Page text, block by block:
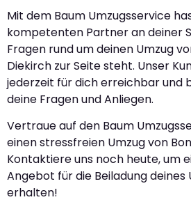
Mit dem Baum Umzugsservice
kompetenten Partner an deiner
Fragen rund um deinen Umzug
Diekirch zur Seite steht. Unser
jederzeit für dich erreichbar und
deine Fragen und Anliegen.
Vertraue auf den Baum
einen stressfreien Umzug von
Kontaktiere uns noch heute, um
Angebot für die Beiladung deines
erhalten!